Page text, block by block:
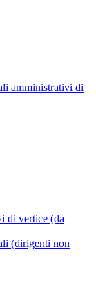
amministrativi di
di vertice (da
(dirigenti non